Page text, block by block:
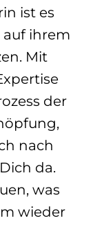
ist es
auf ihrem
Mit
der
nach
da.
was
wieder